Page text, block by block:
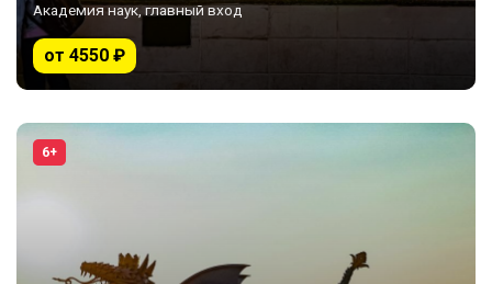
Академия наук, главный вход
от 4550 ₽
6+